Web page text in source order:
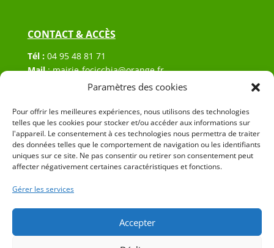
Paramètres des cookies
Pour offrir les meilleures expériences, nous utilisons des technologies
telles que les cookies pour stocker et/ou accéder aux informations sur
l'appareil. Le consentement à ces technologies nous permettra de traiter
des données telles que le comportement de navigation ou les identifiants
uniques sur ce site. Ne pas consentir ou retirer son consentement peut
affecter négativement certaines caractéristiques et fonctions.
Gérer les services
Accepter
CONTACT & ACCÈS
Tél : 04 95 48 81 71
Mail:mairie-focicchia@orange.fr
Hôtel de ville de Focicchia
20212 Focicchia